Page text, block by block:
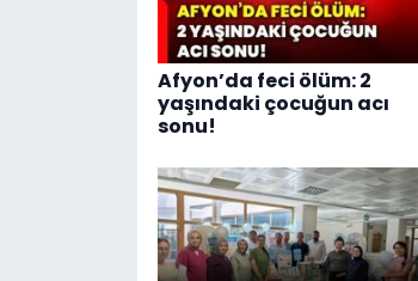
Afyon’da feci ölüm: 2
yaşındaki çocuğun acı
sonu!